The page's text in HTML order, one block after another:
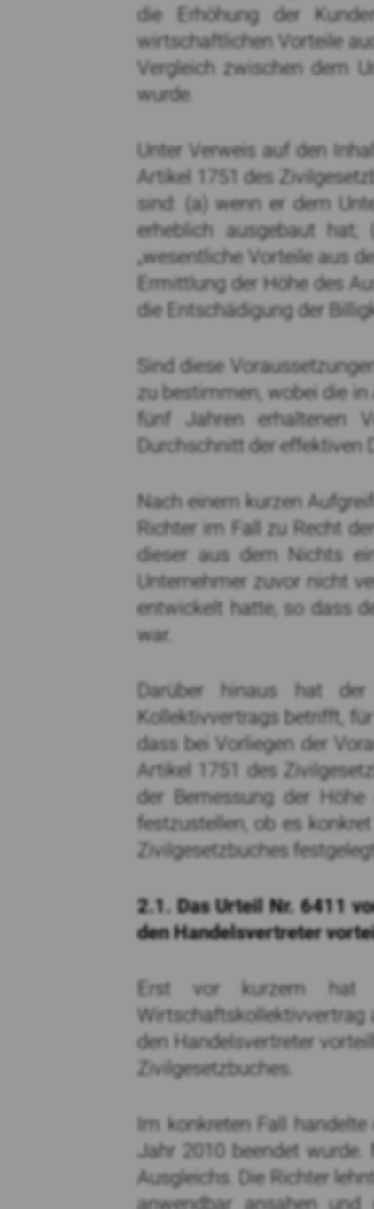
die Erhöhung der
wirtschaftlichen Vorteile
Vergleich zwischen dem
wurde.
Unter Verweis auf den
Artikel 1751 des
sind: (a) wenn er dem
erheblich ausgebaut hat;
„wesentliche Vorteile aus
Ermittlung der Höhe des
die Entschädigung der
Sind diese
zu bestimmen, wobei die
fünf Jahren erhaltenen
Durchschnitt der effektiven
Nach einem kurzen
Richter im Fall zu Recht
dieser aus dem Nichts
Unternehmer zuvor nicht
entwickelt hatte, so dass
war.
Darüber hinaus hat
Kollektivvertrags betrifft,
dass bei Vorliegen der
Artikel 1751 des
der Bemessung der
festzustellen, ob es
Zivilgesetzbuches
2.1. Das Urteil Nr. 6411
den Handelsvertreter
Erst vor kurzem hat
Wirtschaftskollektivvertrag
den Handelsvertreter
Zivilgesetzbuches.
Im konkreten Fall
Jahr 2010 beendet wurde.
Ausgleichs. Die Richter
anwendbar ansahen